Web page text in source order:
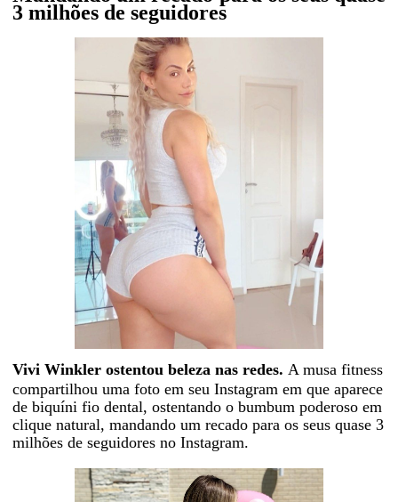
3 milhões de seguidores
Vivi Winkler ostentou beleza nas redes.A musa fitness
compartilhou uma foto em seu Instagram em que aparece
de biquíni fio dental, ostentando o bumbum poderoso em
clique natural, mandando um recado para os seus quase 3
milhões de seguidores no Instagram.